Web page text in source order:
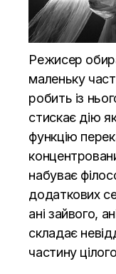
Режисер
маленьку
робить із
стискає дію
функцію
набуває
додаткових
ані зайвого,
складає
частину